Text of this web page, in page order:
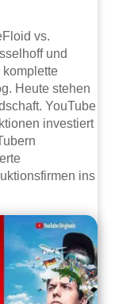
vs.
und
komplette
Heute stehen
YouTube
investiert
ins